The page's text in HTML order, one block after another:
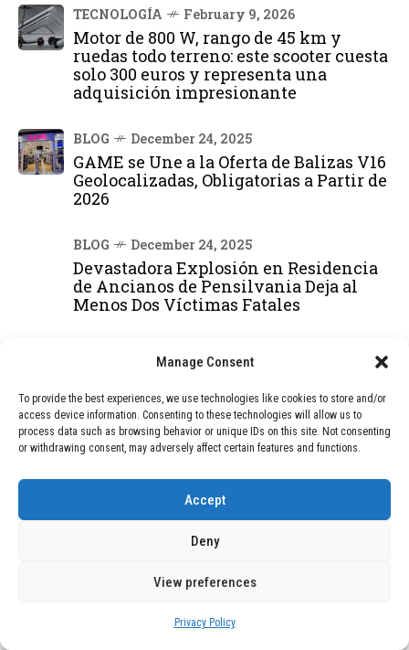
Manage Consent
To provide the best experiences, we use technologies like cookies to store and/or
access device information. Consenting to these technologies will allow us to
process data such as browsing behavior or unique IDs on this site. Not consenting
or withdrawing consent, may adversely affect certain features and functions.
Accept
Deny
View preferences
Privacy Policy
TECNOLOGÍA February 9, 2026
Motor de 800 W, rango de 45 km y
ruedas todo terreno: este scooter cuesta
solo 300 euros y representa una
adquisición impresionante
BLOG December 24, 2025
GAME se Une a la Oferta de Balizas V16
Geolocalizadas, Obligatorias a Partir de
2026
BLOG December 24, 2025
Devastadora Explosión en Residencia
de Ancianos de Pensilvania Deja al
Menos Dos Víctimas Fatales
DEAL OF THE MONTH
01 TECNOLOGÍA December 24, 2025
Vídeo impactante: BYD revela en
grabación cómo añadir 400 km de rango
February 9, 2026
ruedas todo terreno: este scooter cuesta
solo 300 euros y representa una
adquisición impresionante